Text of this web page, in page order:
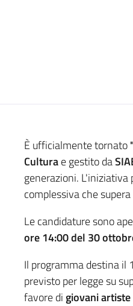
Introduzione
È ufficialmente tornato
Culturae gestito da
generazioni.
complessiva che supera
Le candidature sono
ore 14:00 del 30
Il programma destina il
previsto per legge su
favore di giovani